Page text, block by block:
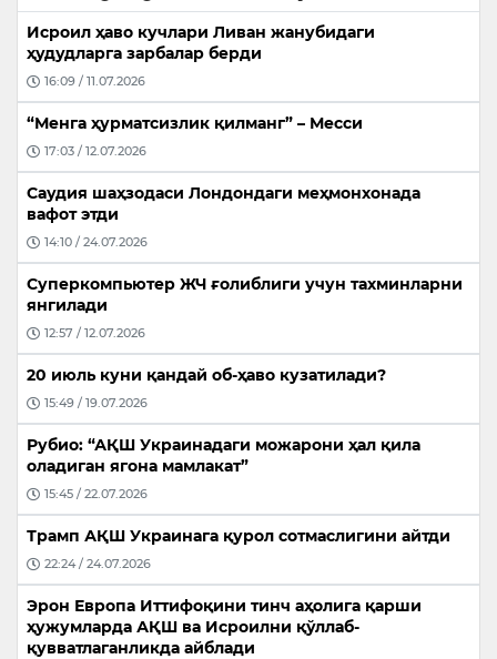
Исроил ҳаво кучлари Ливан жанубидаги
ҳудудларга зарбалар берди
16:09 / 11.07.2026
“Менга ҳурматсизлик қилманг” – Месси
17:03 / 12.07.2026
Саудия шаҳзодаси Лондондаги меҳмонхонада
вафот этди
14:10 / 24.07.2026
Суперкомпьютер ЖЧ ғолиблиги учун тахминларни
янгилади
12:57 / 12.07.2026
20 июль куни қандай об-ҳаво кузатилади?
15:49 / 19.07.2026
Рубио: “АҚШ Украинадаги можарони ҳал қила
оладиган ягона мамлакат”
15:45 / 22.07.2026
Трамп АҚШ Украинага қурол сотмаслигини айтди
22:24 / 24.07.2026
Эрон Европа Иттифоқини тинч аҳолига қарши
ҳужумларда АҚШ ва Исроилни қўллаб-
қувватлаганликда айблади